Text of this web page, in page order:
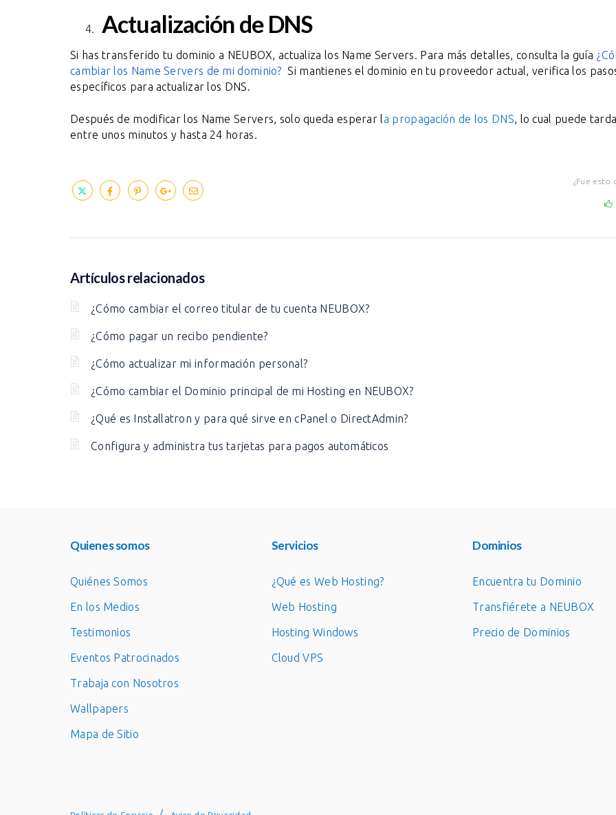
Actualización de DNS
Si has transferido tu dominio a NEUBOX, actualiza los Name Servers. Para más detalles, consulta la guía
cambiar los Name Servers de mi dominio? Si mantienes el dominio en tu proveedor actual, verifica los
específicos para actualizar los DNS.
Después de modificar los Name Servers, solo queda esperar la propagación de los DNS, lo cual puede
entre unos minutos y hasta 24 horas.
¿Fue esto
Artículos relacionados
¿Cómo cambiar el correo titular de tu cuenta NEUBOX?
¿Cómo pagar un recibo pendiente?
¿Cómo actualizar mi información personal?
¿Cómo cambiar el Dominio principal de mi Hosting en NEUBOX?
¿Qué es Installatron y para qué sirve en cPanel o DirectAdmin?
Configura y administra tus tarjetas para pagos automáticos
Quienes somos
Quiénes Somos
En los Medios
Testimonios
Eventos Patrocinados
Trabaja con Nosotros
Wallpapers
Mapa de Sitio
Servicios
¿Qué es Web Hosting?
Web Hosting
Hosting Windows
Cloud VPS
Dominios
Encuentra tu Dominio
Transfiérete a NEUBOX
Precio de Dominios